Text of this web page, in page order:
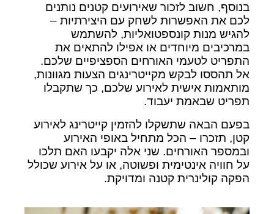
בנוסף, חשוב לזכור שאירועים קטנים נותנים
לכם את האפשרות לשחק עם היצירתיות –
להגיש מנות קונספטואליות, להשתמש
במרכיבים מיוחדים או אפילו להתאים את
התפריט לטעמי האורחים הספציפיים שלכם.
אל תהססו לבקש מקייטרינגים הצעות מגוונות,
מותאמות אישית לאירוע שלכם, כך שתקבלו
תפריט שבאמת יעבוד.
בפעם הבאה שתשקלו להזמין קייטרינג לאירוע
קטן, תזכרו – הכל מתחיל באופי האירוע
ובמספר האורחים. שני אלה יקבעו האם תלכו
על חוויה אינטימית ופשוטה, או על אירוע שכולל
הפקה קולינרית קטנה ומדויקת.